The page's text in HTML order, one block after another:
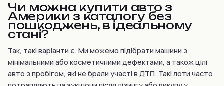
Чи можна купити авто з
Америки з каталогу без
пошкоджень, в ідеальному
стані?
Так, такі варіанти є. Ми можемо підібрати машини з
мінімальними або косметичними дефектами, а також цілі
авто з пробігом, які не брали участі в ДТП. Такі лоти часто